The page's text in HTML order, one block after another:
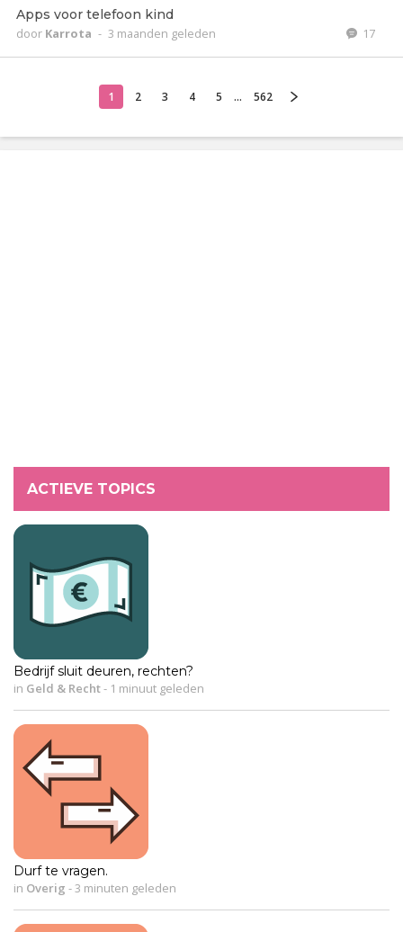
Apps voor telefoon kind
door Karrota - 3 maanden geleden 17
1 2 3 4 5 ... 562
ACTIEVE TOPICS
Bedrijf sluit deuren, rechten?
in Geld & Recht- 1 minuut geleden
Durf te vragen.
in Overig - 3 minuten geleden